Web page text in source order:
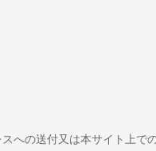
への送付又は本サイト上で